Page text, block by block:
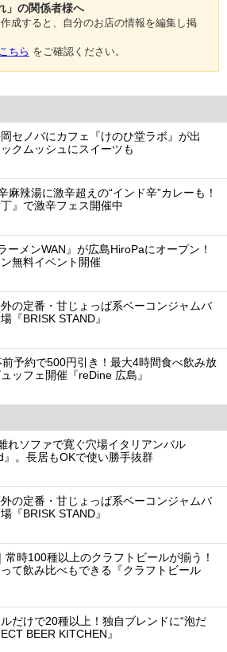
」の関係者様へ
成すると、自分のお店の情報を編集し掲
こちら をご確認ください。
セノバにカフェ『けのひ堂ラボ』が出
クムッシュにスイーツも
麻辣湯に激辛超えの“インド辛”カレーも！
丁』で激辛フェス開催中
ーメンWAN』が広島HiroPaにオープン！
無料イベント開催
の定番・甘じょっぱ系ベーコンジャムバ
『BRISK STAND』
予約で500円引き！最大4時間食べ飲み放
ッフェ開催『reDine 広島』
れソファで寛ぐ穴場イタリアンバル
』。長居もOKで使い勝手抜群
の定番・甘じょっぱ系ベーコンジャムバ
『BRISK STAND』
常時100種以上のクラフトビールが揃う！
て飲み比べもできる『クラフトビール
だけで20種以上！独自ブレンドに“泡だ
BEER KITCHEN』